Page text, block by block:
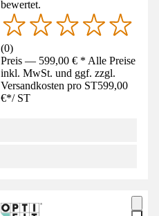
bewertet.
(0)
Preis — 599,00 € * Alle Preise
inkl. MwSt. und ggf. zzgl.
Versandkosten pro ST599,00
€*/ ST